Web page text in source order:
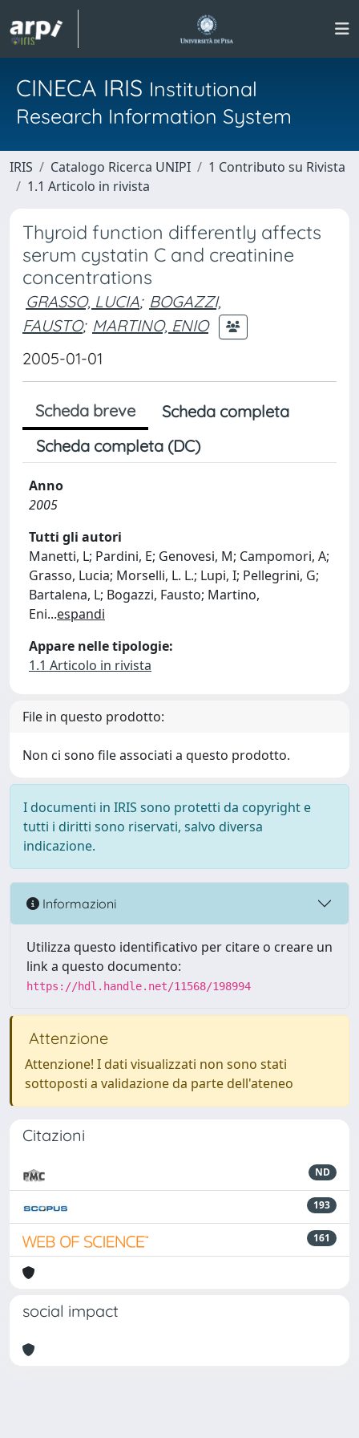
CINECA IRIS Institutional
Research Information System
IRIS Catalogo Ricerca UNIPI
1 Contributo su Rivista
1.1 Articolo in rivista
Thyroid function differently affects
serum cystatin C and creatinine
concentrations
GRASSO, LUCIA; BOGAZZI,
FAUSTO; MARTINO, ENIO
2005-01-01
Scheda breve
Scheda completa
Scheda completa (DC)
Anno
2005
Tutti gli autori
Manetti, L; Pardini, E; Genovesi, M; Campomori, A;
Grasso, Lucia; Morselli, L. L.; Lupi, I; Pellegrini, G;
Bartalena, L; Bogazzi, Fausto; Martino,
Eni...espandi
Appare nelle tipologie:
1.1 Articolo in rivista
File in questo prodotto:
Non ci sono file associati a questo prodotto.
I documenti in IRIS sono protetti da copyright e
tutti i diritti sono riservati, salvo diversa
indicazione.
Informazioni
Utilizza questo identificativo per citare o creare un
link a questo documento:
https://hdl.handle.net/11568/198994
Attenzione
Attenzione! I dati visualizzati non sono stati
sottoposti a validazione da parte dell'ateneo
Citazioni
ND
193
161
social impact